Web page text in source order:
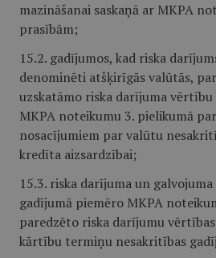
mazināšanai saskaņā ar MKPA
prasībām;
15.2. gadījumos, kad riska
denominēti atšķirīgās valūtās,
uzskatāmo riska darījuma vērtību
MKPA noteikumu 3. pielikumā
nosacījumiem par valūtu
kredīta aizsardzībai;
15.3. riska darījuma un
gadījumā piemēro MKPA
paredzēto riska darījumu
kārtību termiņu nesakritības